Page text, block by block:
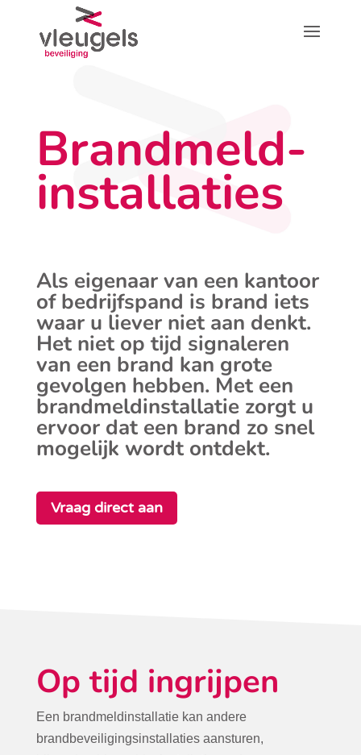
Brandmeld­
installaties
Als eigenaar van een kantoor
of bedrijfspand is brand iets
waar u liever niet aan denkt.
Het niet op tijd signaleren
van een brand kan grote
gevolgen hebben. Met een
brandmeldinstallatie zorgt u
ervoor dat een brand zo snel
mogelijk wordt ontdekt.
Vraag direct aan
Op tijd ingrijpen
Een brandmeldinstallatie kan andere
brandbeveiligingsinstallaties aansturen,